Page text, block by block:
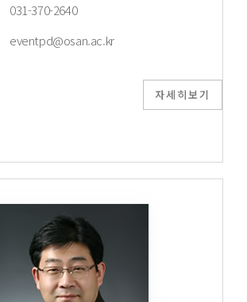
031-370-2640
eventpd@osan.ac.kr
자세히보기